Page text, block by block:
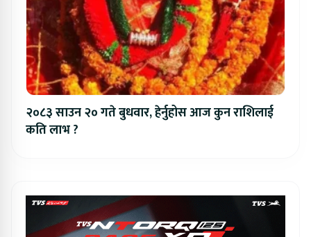
२०८३ साउन २० गते बुधवार, हेर्नुहोस आज कुन राशिलाई
कति लाभ ?